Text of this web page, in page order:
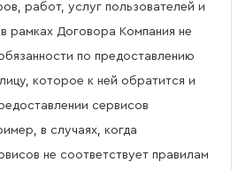
работ, услуг пользователей и
рамках Договора Компания не
по предоставлению
которое к ней обратится и
сервисов
в случаях, когда
не соответствует правилам